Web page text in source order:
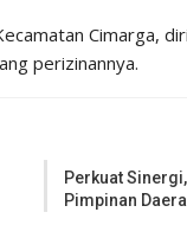
Cimarga,
perizinannya.
Perkuat
Pimpinan